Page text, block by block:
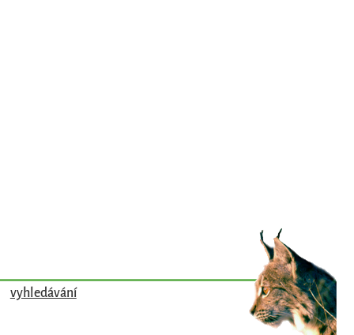
vyhledávání